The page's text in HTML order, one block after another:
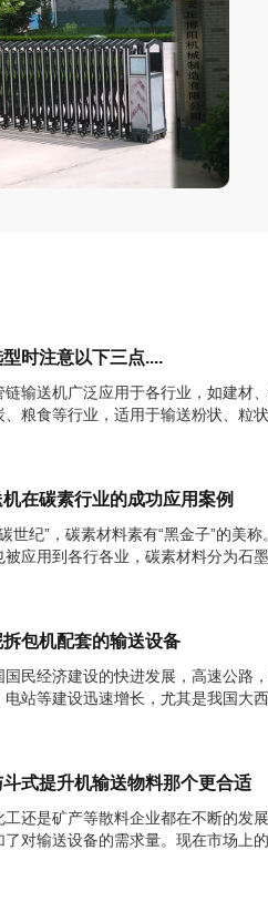
时注意以下三点....
链输送机广泛应用于各行业，如建材
粮食等行业，适用于输送粉状、粒状
在碳素行业的成功应用案例
世纪”，碳素材料素有“黑金子”的美
应用到各行各业，碳素材料分为石墨
包机配套的输送设备
国民经济建设的快进发展，高速公路
站等建设迅速增长，尤其是我国大西
式提升机输送物料那个更合适
还是矿产等散料企业都在不断的发
对输送设备的需求量。现在市场上的